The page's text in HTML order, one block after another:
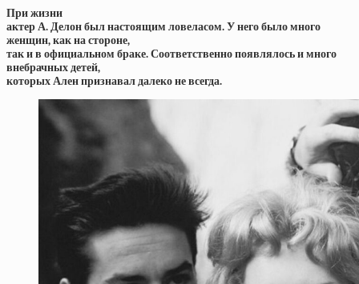
При жизни
актер А. Делон был настоящим ловеласом. У него было много
женщин, как на стороне,
так и в официальном браке. Соответственно появлялось и много
внебрачных детей,
которых Ален признавал далеко не всегда.